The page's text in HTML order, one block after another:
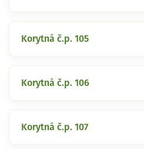
Korytná č.p. 105
Korytná č.p. 106
Korytná č.p. 107